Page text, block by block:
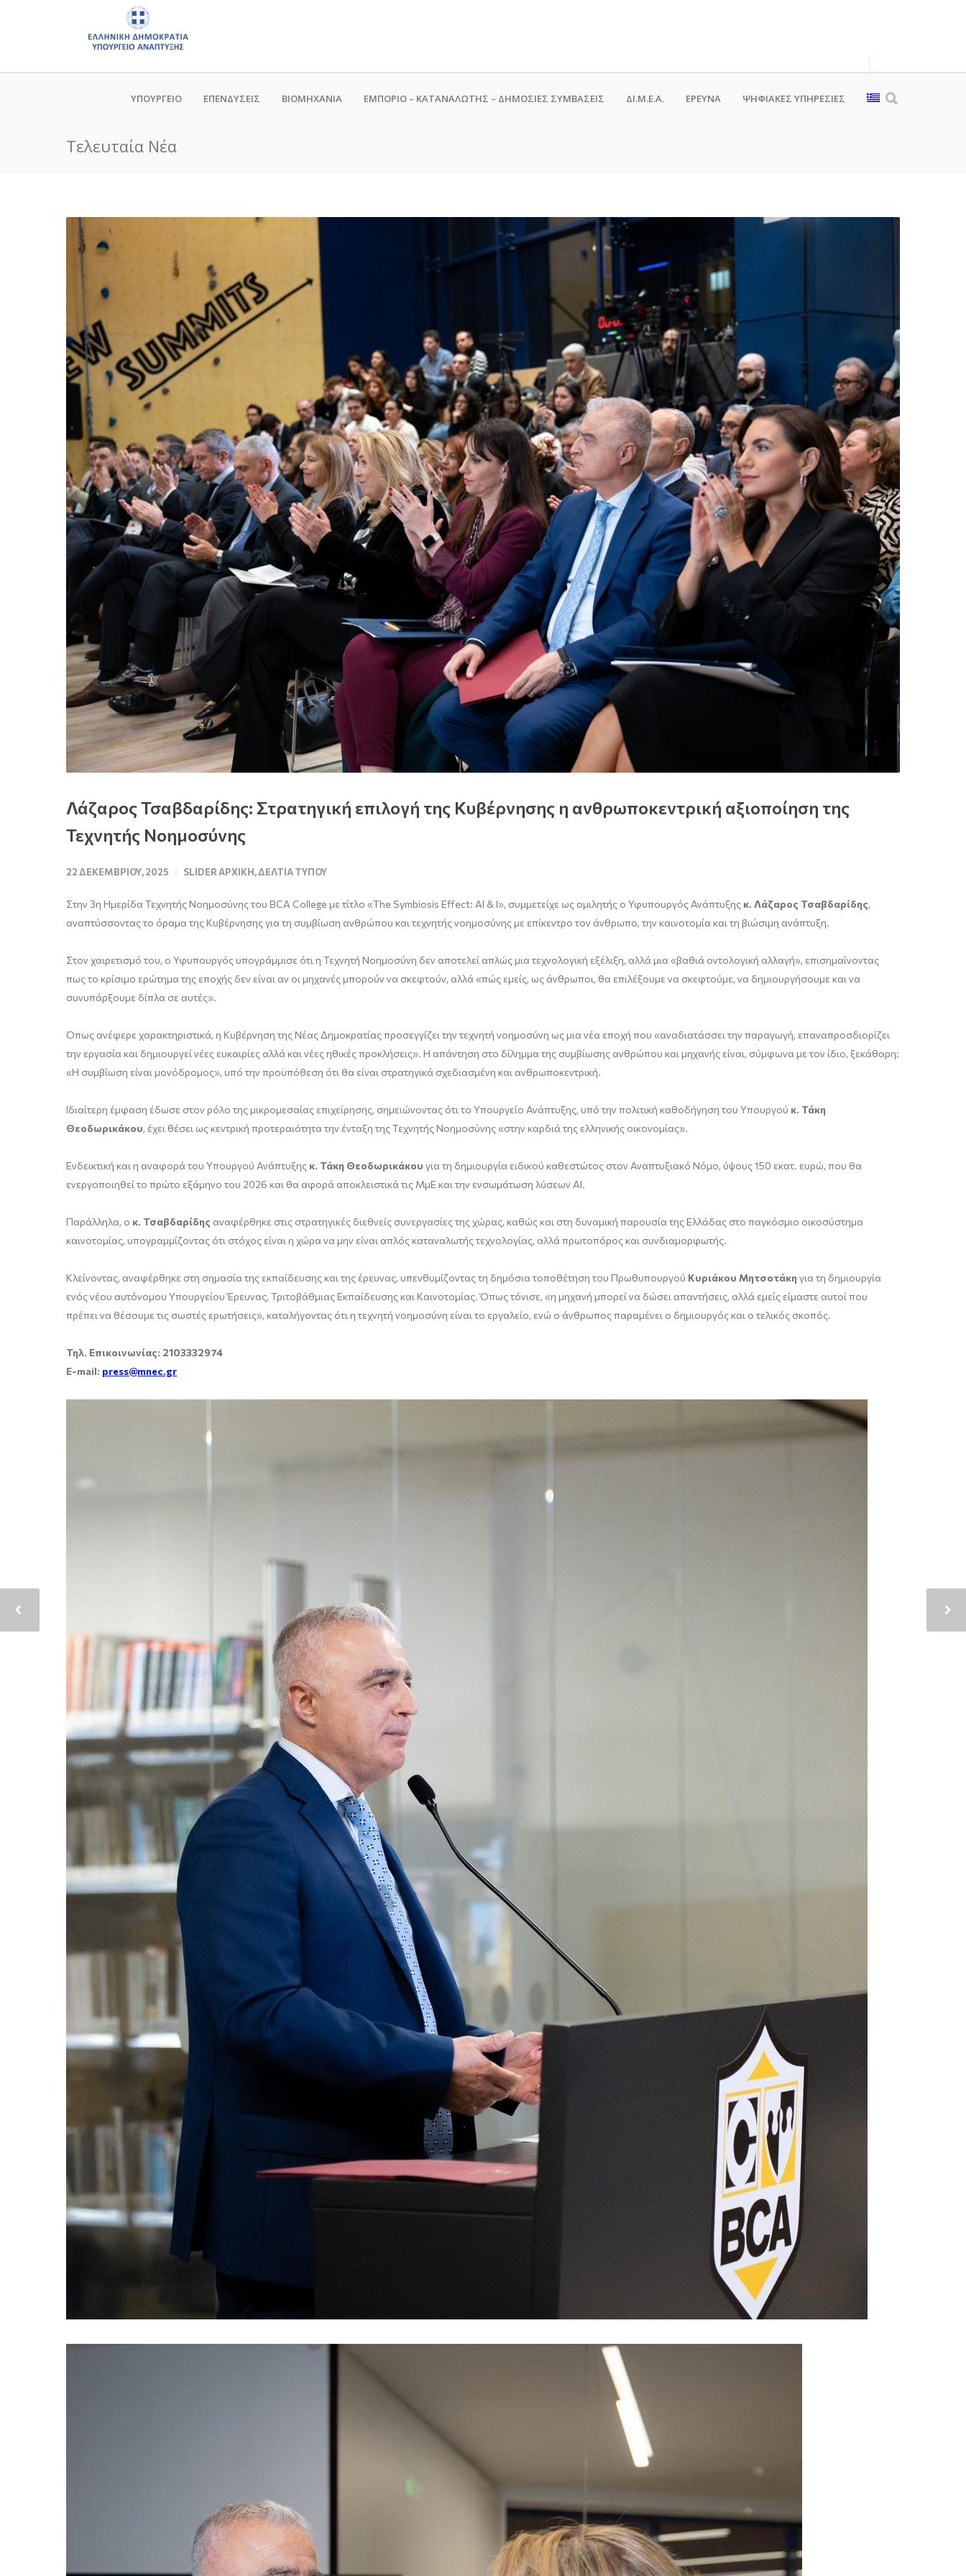
ΥΠΟΥΡΓΕΙΟ ΕΠΕΝΔΥΣΕΙΣ ΒΙΟΜΗΧΑΝΙΑ ΕΜΠΟΡΙΟ – ΚΑΤΑΝΑΛΩΤΗΣ – ΔΗΜΟΣΙΕΣ ΣΥΜΒΑΣΕΙΣ ΔΙ.Μ.Ε.Α. ΕΡΕΥΝΑ ΨΗΦΙΑΚΈΣ ΥΠΗΡΕΣΊΕΣ
Τελευταία Νέα
Λάζαρος Τσαβδαρίδης: Στρατηγική επιλογή της Κυβέρνησης η ανθρωποκεντρική αξιοποίηση της
Τεχνητής Νοημοσύνης
22 ΔΕΚΕΜΒΡΊΟΥ, 2025 SLIDER ΑΡΧΙΚΉ,ΔΕΛΤΊΑ ΤΎΠΟΥ
Στην 3η Ημερίδα Τεχνητής Νοημοσύνης του BCA College με τίτλο «The Symbiosis Effect: AI & I», συμμετείχε ως ομιλητής ο Υφυπουργός Ανάπτυξης κ. Λάζαρος Τσαβδαρίδης,
αναπτύσσοντας το όραμα της Κυβέρνησης για τη συμβίωση ανθρώπου και τεχνητής νοημοσύνης με επίκεντρο τον άνθρωπο, την καινοτομία και τη βιώσιμη ανάπτυξη.
Στον χαιρετισμό του, ο Υφυπουργός υπογράμμισε ότι η Τεχνητή Νοημοσύνη δεν αποτελεί απλώς μια τεχνολογική εξέλιξη, αλλά μια «βαθιά οντολογική αλλαγή», επισημαίνοντας
πως το κρίσιμο ερώτημα της εποχής δεν είναι αν οι μηχανές μπορούν να σκεφτούν, αλλά «πώς εμείς, ως άνθρωποι, θα επιλέξουμε να σκεφτούμε, να δημιουργήσουμε και να
συνυπάρξουμε δίπλα σε αυτές».
Όπως ανέφερε χαρακτηριστικά, η Κυβέρνηση της Νέας Δημοκρατίας προσεγγίζει την τεχνητή νοημοσύνη ως μια νέα εποχή που «αναδιατάσσει την παραγωγή, επαναπροσδιορίζει
την εργασία και δημιουργεί νέες ευκαιρίες αλλά και νέες ηθικές προκλήσεις». Η απάντηση στο δίλημμα της συμβίωσης ανθρώπου και μηχανής είναι, σύμφωνα με τον ίδιο, ξεκάθαρη:
«Η συμβίωση είναι μονόδρομος», υπό την προϋπόθεση ότι θα είναι στρατηγικά σχεδιασμένη και ανθρωποκεντρική.
Ιδιαίτερη έμφαση έδωσε στον ρόλο της μικρομεσαίας επιχείρησης, σημειώνοντας ότι το Υπουργείο Ανάπτυξης, υπό την πολιτική καθοδήγηση του Υπουργού κ. Τάκη
Θεοδωρικάκου, έχει θέσει ως κεντρική προτεραιότητα την ένταξη της Τεχνητής Νοημοσύνης «στην καρδιά της ελληνικής οικονομίας».
Ενδεικτική και η αναφορά του Υπουργού Ανάπτυξης κ. Τάκη Θεοδωρικάκου για τη δημιουργία ειδικού καθεστώτος στον Αναπτυξιακό Νόμο, ύψους 150 εκατ. ευρώ, που θα
ενεργοποιηθεί το πρώτο εξάμηνο του 2026 και θα αφορά αποκλειστικά τις ΜμΕ και την ενσωμάτωση λύσεων AI.
Παράλληλα, ο κ. Τσαβδαρίδης αναφέρθηκε στις στρατηγικές διεθνείς συνεργασίες της χώρας, καθώς και στη δυναμική παρουσία της Ελλάδας στο παγκόσμιο οικοσύστημα
καινοτομίας, υπογραμμίζοντας ότι στόχος είναι η χώρα να μην είναι απλός καταναλωτής τεχνολογίας, αλλά πρωτοπόρος και συνδιαμορφωτής.
Κλείνοντας, αναφέρθηκε στη σημασία της εκπαίδευσης και της έρευνας, υπενθυμίζοντας τη δημόσια τοποθέτηση του Πρωθυπουργού Κυριάκου Μητσοτάκη για τη δημιουργία
ενός νέου αυτόνομου Υπουργείου Έρευνας, Τριτοβάθμιας Εκπαίδευσης και Καινοτομίας. Όπως τόνισε, «η μηχανή μπορεί να δώσει απαντήσεις, αλλά εμείς είμαστε αυτοί που
πρέπει να θέσουμε τις σωστές ερωτήσεις», καταλήγοντας ότι η τεχνητή νοημοσύνη είναι το εργαλείο, ενώ ο άνθρωπος παραμένει ο δημιουργός και ο τελικός σκοπός.
Τηλ. Επικοινωνίας: 2103332974
E-mail: press@mnec.gr